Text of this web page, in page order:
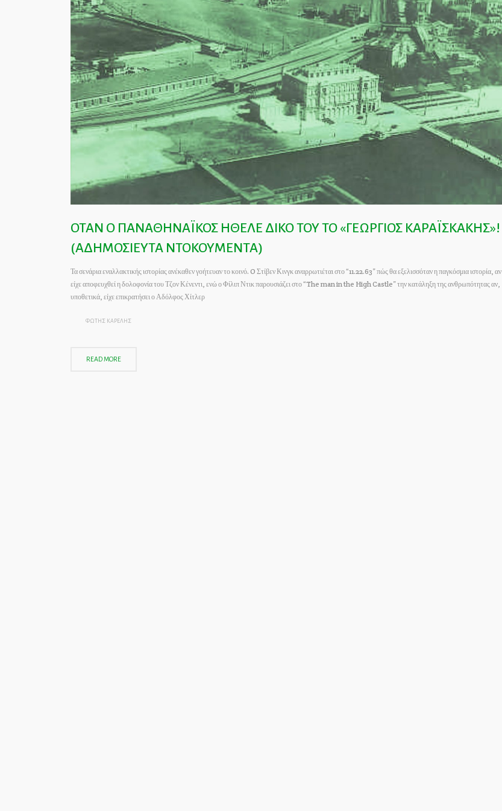
ΟΤΑΝ Ο ΠΑΝΑΘΗΝΑΪΚΟΣ ΗΘΕΛΕ ΔΙΚΟ ΤΟΥ ΤΟ «ΓΕΩΡΓΙΟΣ ΚΑΡΑΪΣΚΑΚΗΣ»!
(ΑΔΗΜΟΣΙΕΥΤΑ ΝΤΟΚΟΥΜΕΝΤΑ)
Τα σενάρια εναλλακτικής ιστορίας ανέκαθεν γοήτευαν το κοινό. O Στίβεν Κινγκ αναρρωτιέται στο “11.22.63” πώς θα εξελισσόταν η παγκόσμια ιστορία, αν
είχε αποφευχθεί η δολοφονία του Τζον Κένεντι, ενώ ο Φίλιπ Ντικ παρουσιάζει στο “The man in the High Castle” την κατάληξη της ανθρωπότητας αν,
υποθετικά, είχε επικρατήσει ο Αδόλφος Χίτλερ
ΦΩΤΗΣ ΚΑΡΕΛΗΣ
READ MORE